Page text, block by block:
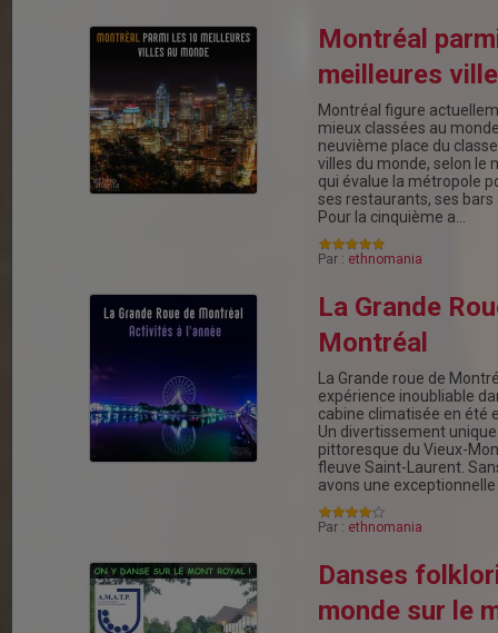
Montréal
meilleures
Montréal figure
mieux classées au
neuvième place du
villes du monde, selon le
qui évalue la métropole
ses restaurants, ses bars
Pour la cinquième a…
Par : ethnomania
La Grande
Montréal
La Grande roue de
expérience inoubliable
cabine climatisée en été
Un divertissement
pittoresque du Vieux-
fleuve Saint-Laurent.
avons une
Par : ethnomania
Danses
monde sur le